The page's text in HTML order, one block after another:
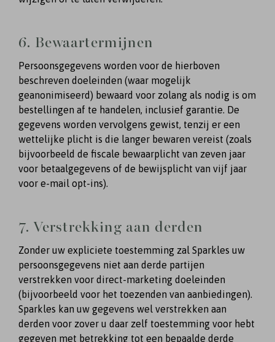
6. Bewaartermijnen
Persoonsgegevens worden voor de hierboven
beschreven doeleinden (waar mogelijk
geanonimiseerd) bewaard voor zolang als nodig is om
bestellingen af te handelen, inclusief garantie. De
gegevens worden vervolgens gewist, tenzij er een
wettelijke plicht is die langer bewaren vereist (zoals
bijvoorbeeld de fiscale bewaarplicht van zeven jaar
voor betaalgegevens of de bewijsplicht van vijf jaar
voor e-mail opt-ins).
7. Verstrekking aan derden
Zonder uw expliciete toestemming zal Sparkles uw
persoonsgegevens niet aan derde partijen
verstrekken voor direct-marketing doeleinden
(bijvoorbeeld voor het toezenden van aanbiedingen).
Sparkles kan uw gegevens wel verstrekken aan
derden voor zover u daar zelf toestemming voor hebt
gegeven met betrekking tot een bepaalde derde